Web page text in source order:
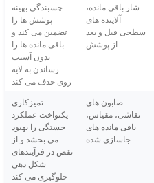
شار باقی مانده،
آلاینده های
سطحی قبل و بعد
از پوشش
چسبندگی بهینه
پوشش ها را
تضمین می کند و
باقی مانده ها را
بدون آسیب
رساندن به لایه
روی حذف می کند
صابون های
نقاشی، مقیاس،
باقی مانده های
جاسازی شده
تمیزکاری
یکنواخت عملکرد
خستگی را بهبود
می بخشد و از
نقص در فرآیندهای
شکل دهی
جلوگیری می کند